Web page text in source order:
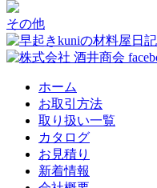
その他
ホーム
お取引方法
取り扱い一覧
カタログ
お見積り
新着情報